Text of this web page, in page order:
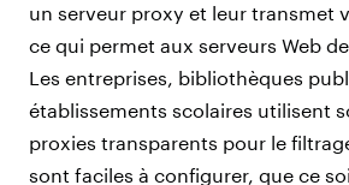
un serveur proxy et leur transmet
ce qui permet aux serveurs Web
Les entreprises, bibliothèques
établissements scolaires utilisent
proxies transparents pour le
sont faciles à configurer, que ce